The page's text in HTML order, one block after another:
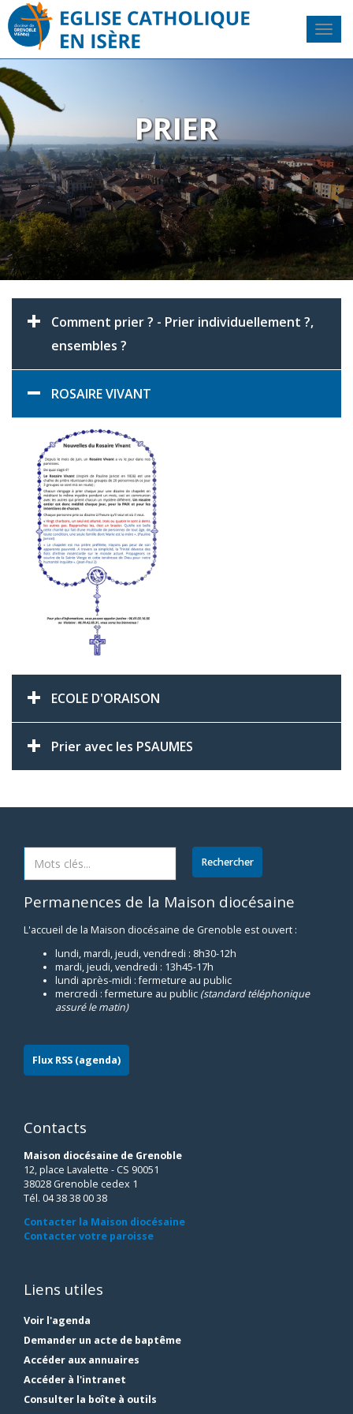
PRIER
Comment prier ? - Prier individuellement ?,
ensembles ?
ROSAIRE VIVANT
ECOLE D'ORAISON
Prier avec les PSAUMES
Permanences de la Maison diocésaine
L'accueil de la Maison diocésaine de Grenoble est ouvert :
lundi, mardi, jeudi, vendredi : 8h30-12h
mardi, jeudi, vendredi : 13h45-17h
lundi après-midi : fermeture au public
mercredi : fermeture au public (standard téléphonique
assuré le matin)
Flux RSS (agenda)
Contacts
Maison diocésaine de Grenoble
12, place Lavalette - CS 90051
38028 Grenoble cedex 1
Tél. 04 38 38 00 38
Contacter la Maison diocésaine
Contacter votre paroisse
Liens utiles
Voir l'agenda
Demander un acte de baptême
Accéder aux annuaires
Accéder à l'intranet
Consulter la boîte à outils